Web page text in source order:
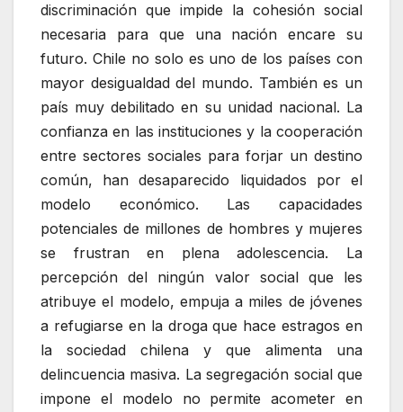
discriminación que impide la cohesión social
necesaria para que una nación encare su
futuro. Chile no solo es uno de los países con
mayor desigualdad del mundo. También es un
país muy debilitado en su unidad nacional. La
confianza en las instituciones y la cooperación
entre sectores sociales para forjar un destino
común, han desaparecido liquidados por el
modelo económico. Las capacidades
potenciales de millones de hombres y mujeres
se frustran en plena adolescencia. La
percepción del ningún valor social que les
atribuye el modelo, empuja a miles de jóvenes
a refugiarse en la droga que hace estragos en
la sociedad chilena y que alimenta una
delincuencia masiva. La segregación social que
impone el modelo no permite acometer en